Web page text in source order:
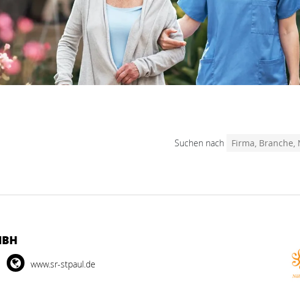
Suchen nach
www.sr-stpaul.de